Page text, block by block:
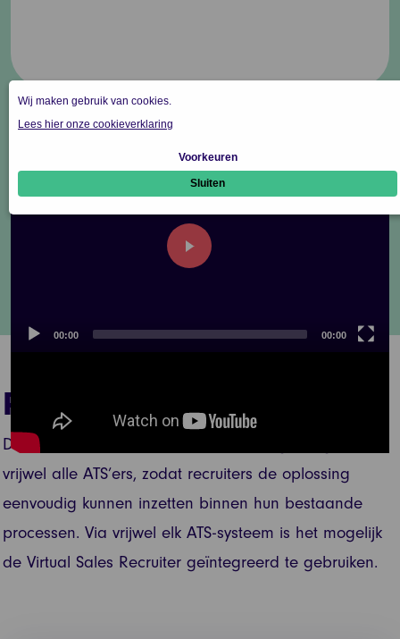
00:00 00:00
Partners
De Virtual Sales Recruiter kan worden geïntegreerd in
vrijwel alle ATS’ers, zodat recruiters de oplossing
eenvoudig kunnen inzetten binnen hun bestaande
processen. Via vrijwel elk ATS-systeem is het mogelijk
de Virtual Sales Recruiter geïntegreerd te gebruiken.